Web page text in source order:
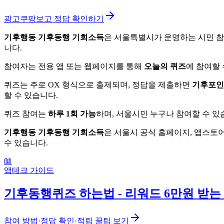
광고쿠팡보고 정답 확인하기
기후행동 기후동행 기회소득은 서울특별시가 운영하는 시민
니다.
참여자는 전용 앱 또는 웹페이지를 통해 오늘의 퀴즈에 참여할
퀴즈는 주로 OX 형식으로 출제되며, 정답을 제출하면 기후포
할 수 있습니다.
퀴즈 참여는 하루 1회 가능하며, 서울시민 누구나 참여할 수
기후행동 기후동행 기회소득은 서울시 공식 홈페이지, 앱스토
수 있습니다.
📖
앱테크 가이드
기후동행퀴즈 하는법 - 리워드 6만원 받는
참여 방법·정답 확인·적립 꿀팁 보기